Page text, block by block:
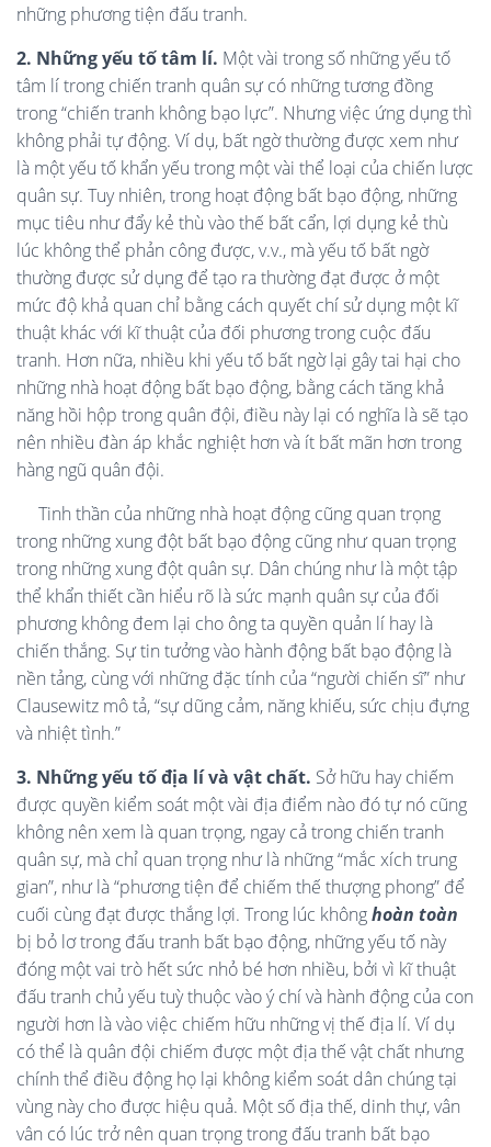
những phương tiện đấu tranh.
2. Những yếu tố tâm lí. Một vài trong số những yếu tố
tâm lí trong chiến tranh quân sự có những tương đồng
trong “chiến tranh không bạo lực”. Nhưng việc ứng dụng thì
không phải tự động. Ví dụ, bất ngờ thường được xem như
là một yếu tố khẩn yếu trong một vài thể loại của chiến lược
quân sự. Tuy nhiên, trong hoạt động bất bạo động, những
mục tiêu như đẩy kẻ thù vào thế bất cẩn, lợi dụng kẻ thù
lúc không thể phản công được, v.v., mà yếu tố bất ngờ
thường được sử dụng để tạo ra thường đạt được ở một
mức độ khả quan chỉ bằng cách quyết chí sử dụng một kĩ
thuật khác với kĩ thuật của đối phương trong cuộc đấu
tranh. Hơn nữa, nhiều khi yếu tố bất ngờ lại gây tai hại cho
những nhà hoạt động bất bạo động, bằng cách tăng khả
năng hồi hộp trong quân đội, điều này lại có nghĩa là sẽ tạo
nên nhiều đàn áp khắc nghiệt hơn và ít bất mãn hơn trong
hàng ngũ quân đội.
Tinh thần của những nhà hoạt động cũng quan trọng
trong những xung đột bất bạo động cũng như quan trọng
trong những xung đột quân sự. Dân chúng như là một tập
thể khẩn thiết cần hiểu rõ là sức mạnh quân sự của đối
phương không đem lại cho ông ta quyền quản lí hay là
chiến thắng. Sự tin tưởng vào hành động bất bạo động là
nền tảng, cùng với những đặc tính của “người chiến sĩ” như
Clausewitz mô tả, “sự dũng cảm, năng khiếu, sức chịu đựng
và nhiệt tình.”
3. Những yếu tố địa lí và vật chất. Sở hữu hay chiếm
được quyền kiểm soát một vài địa điểm nào đó tự nó cũng
không nên xem là quan trọng, ngay cả trong chiến tranh
quân sự, mà chỉ quan trọng như là những “mắc xích trung
gian”, như là “phương tiện để chiếm thế thượng phong” để
cuối cùng đạt được thắng lợi. Trong lúc khônghoàn toàn
bị bỏ lơ trong đấu tranh bất bạo động, những yếu tố này
đóng một vai trò hết sức nhỏ bé hơn nhiều, bởi vì kĩ thuật
đấu tranh chủ yếu tuỳ thuộc vào ý chí và hành động của con
người hơn là vào việc chiếm hữu những vị thế địa lí. Ví dụ
có thể là quân đội chiếm được một địa thế vật chất nhưng
chính thể điều động họ lại không kiểm soát dân chúng tại
vùng này cho được hiệu quả. Một số địa thế, dinh thự, vân
vân có lúc trở nên quan trọng trong đấu tranh bất bạo